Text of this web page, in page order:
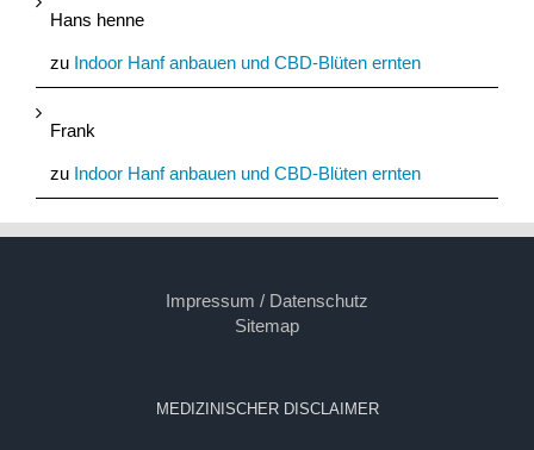
Hans henne
zu Indoor Hanf anbauen und CBD-Blüten ernten
Frank
zu Indoor Hanf anbauen und CBD-Blüten ernten
Impressum / Datenschutz
Sitemap
MEDIZINISCHER DISCLAIMER